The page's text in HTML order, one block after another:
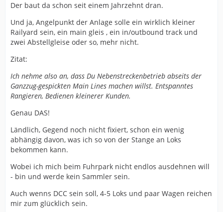
Der baut da schon seit einem Jahrzehnt dran.
Und ja, Angelpunkt der Anlage solle ein wirklich kleiner
Railyard sein, ein main gleis , ein in/outbound track und
zwei Abstellgleise oder so, mehr nicht.
Zitat:
Ich nehme also an, dass Du Nebenstreckenbetrieb abseits der
Ganzzug-gespickten Main Lines machen willst. Entspanntes
Rangieren, Bedienen kleinerer Kunden.
Genau DAS!
Ländlich, Gegend noch nicht fixiert, schon ein wenig
abhängig davon, was ich so von der Stange an Loks
bekommen kann.
Wobei ich mich beim Fuhrpark nicht endlos ausdehnen will
- bin und werde kein Sammler sein.
Auch wenns DCC sein soll, 4-5 Loks und paar Wagen reichen
mir zum glücklich sein.